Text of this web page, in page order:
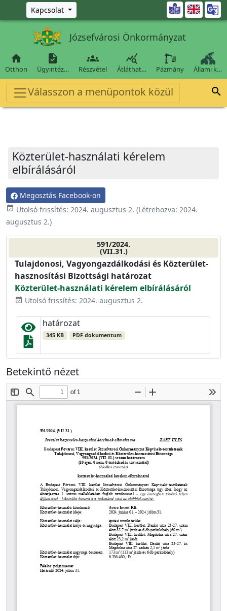
Ugrás a fő tartalomra
Kapcsolat 
Józsefvárosi Önkormányzat

Otthon

Ügyintéz…

Részvétel

Átláthat… Pázmány Állami k…
Válasszon a menüpontok közül 
Közterület-használati kérelem
elbírálásáról
Megosztás Facebook-on
event_available Utolsó frissítés: 2024. augusztus 2. (Létrehozva: 2024.
augusztus 2.)
591/2024.
(VII.31.)
Tulajdonosi, Vagyongazdálkodási és Közterület-
hasznosítási Bizottsági határozat
Közterület-használati kérelem elbírálásáról
event_available Utolsó frissítés: 2024. augusztus 2.
határozat
345 KB PDF dokumentum
Betekintő nézet